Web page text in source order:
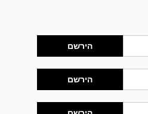
הירשם
הירשם